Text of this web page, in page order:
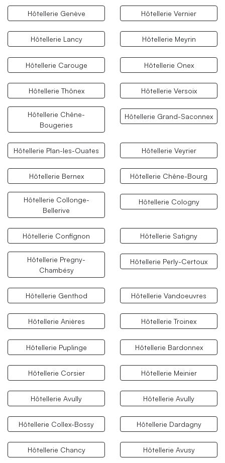
Hôtellerie Genève Hôtellerie Vernier
Hôtellerie Lancy Hôtellerie Meyrin
Hôtellerie Carouge Hôtellerie Onex
Hôtellerie Thônex Hôtellerie Versoix
Hôtellerie Chêne-
Bougeries
Hôtellerie Grand-Saconnex
Hôtellerie Plan-les-Ouates Hôtellerie Veyrier
Hôtellerie Bernex Hôtellerie Chêne-Bourg
Hôtellerie Collonge-
Bellerive
Hôtellerie Cologny
Hôtellerie Confignon Hôtellerie Satigny
Hôtellerie Pregny-
Chambésy
Hôtellerie Perly-Certoux
Hôtellerie Genthod Hôtellerie Vandoeuvres
Hôtellerie Anières Hôtellerie Troinex
Hôtellerie Puplinge Hôtellerie Bardonnex
Hôtellerie Corsier Hôtellerie Meinier
Hôtellerie Avully Hôtellerie Avully
Hôtellerie Collex-Bossy Hôtellerie Dardagny
Hôtellerie Chancy Hôtellerie Avusy